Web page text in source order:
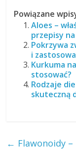
Powiązane
Aloes –
przepisy
Pokrzywa
i
Kurkuma
stosować?
Rodzaje
skuteczną
← Flawonoidy